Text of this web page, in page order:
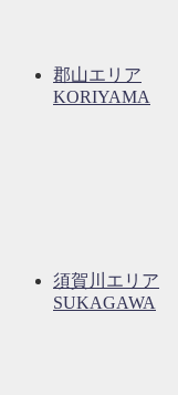
郡山エリア
KORIYAMA
須賀川エリア
SUKAGAWA